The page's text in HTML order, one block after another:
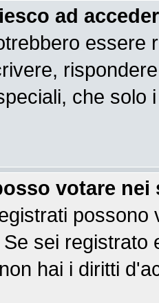
ad
essere
che solo
votare nei
sei
hai i diritti